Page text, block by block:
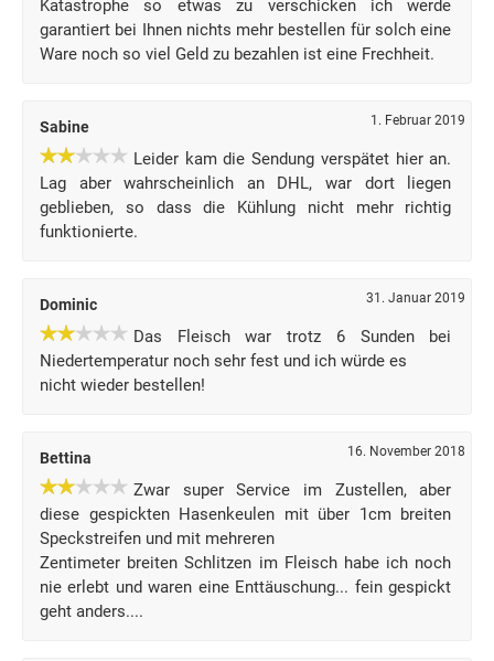
Katastrophe so etwas zu verschicken ich werde
garantiert bei Ihnen nichts mehr bestellen für solch eine
Ware noch so viel Geld zu bezahlen ist eine Frechheit.
Sabine 1. Februar 2019
Leider kam die Sendung verspätet hier an.
Lag aber wahrscheinlich an DHL, war dort liegen
geblieben, so dass die Kühlung nicht mehr richtig
funktionierte.
Dominic 31. Januar 2019
Das Fleisch war trotz 6 Sunden bei
Niedertemperatur noch sehr fest und ich würde es
nicht wieder bestellen!
Bettina 16. November 2018
Zwar super Service im Zustellen, aber
diese gespickten Hasenkeulen mit über 1cm breiten
Speckstreifen und mit mehreren
Zentimeter breiten Schlitzen im Fleisch habe ich noch
nie erlebt und waren eine Enttäuschung... fein gespickt
geht anders....